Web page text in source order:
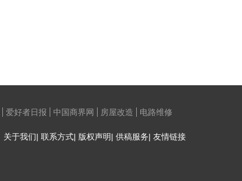
爱好者日报 中国商界网 房屋改造
电路维修
关于我们| 联系方式| 版权声明| 供稿服务| 友情链接